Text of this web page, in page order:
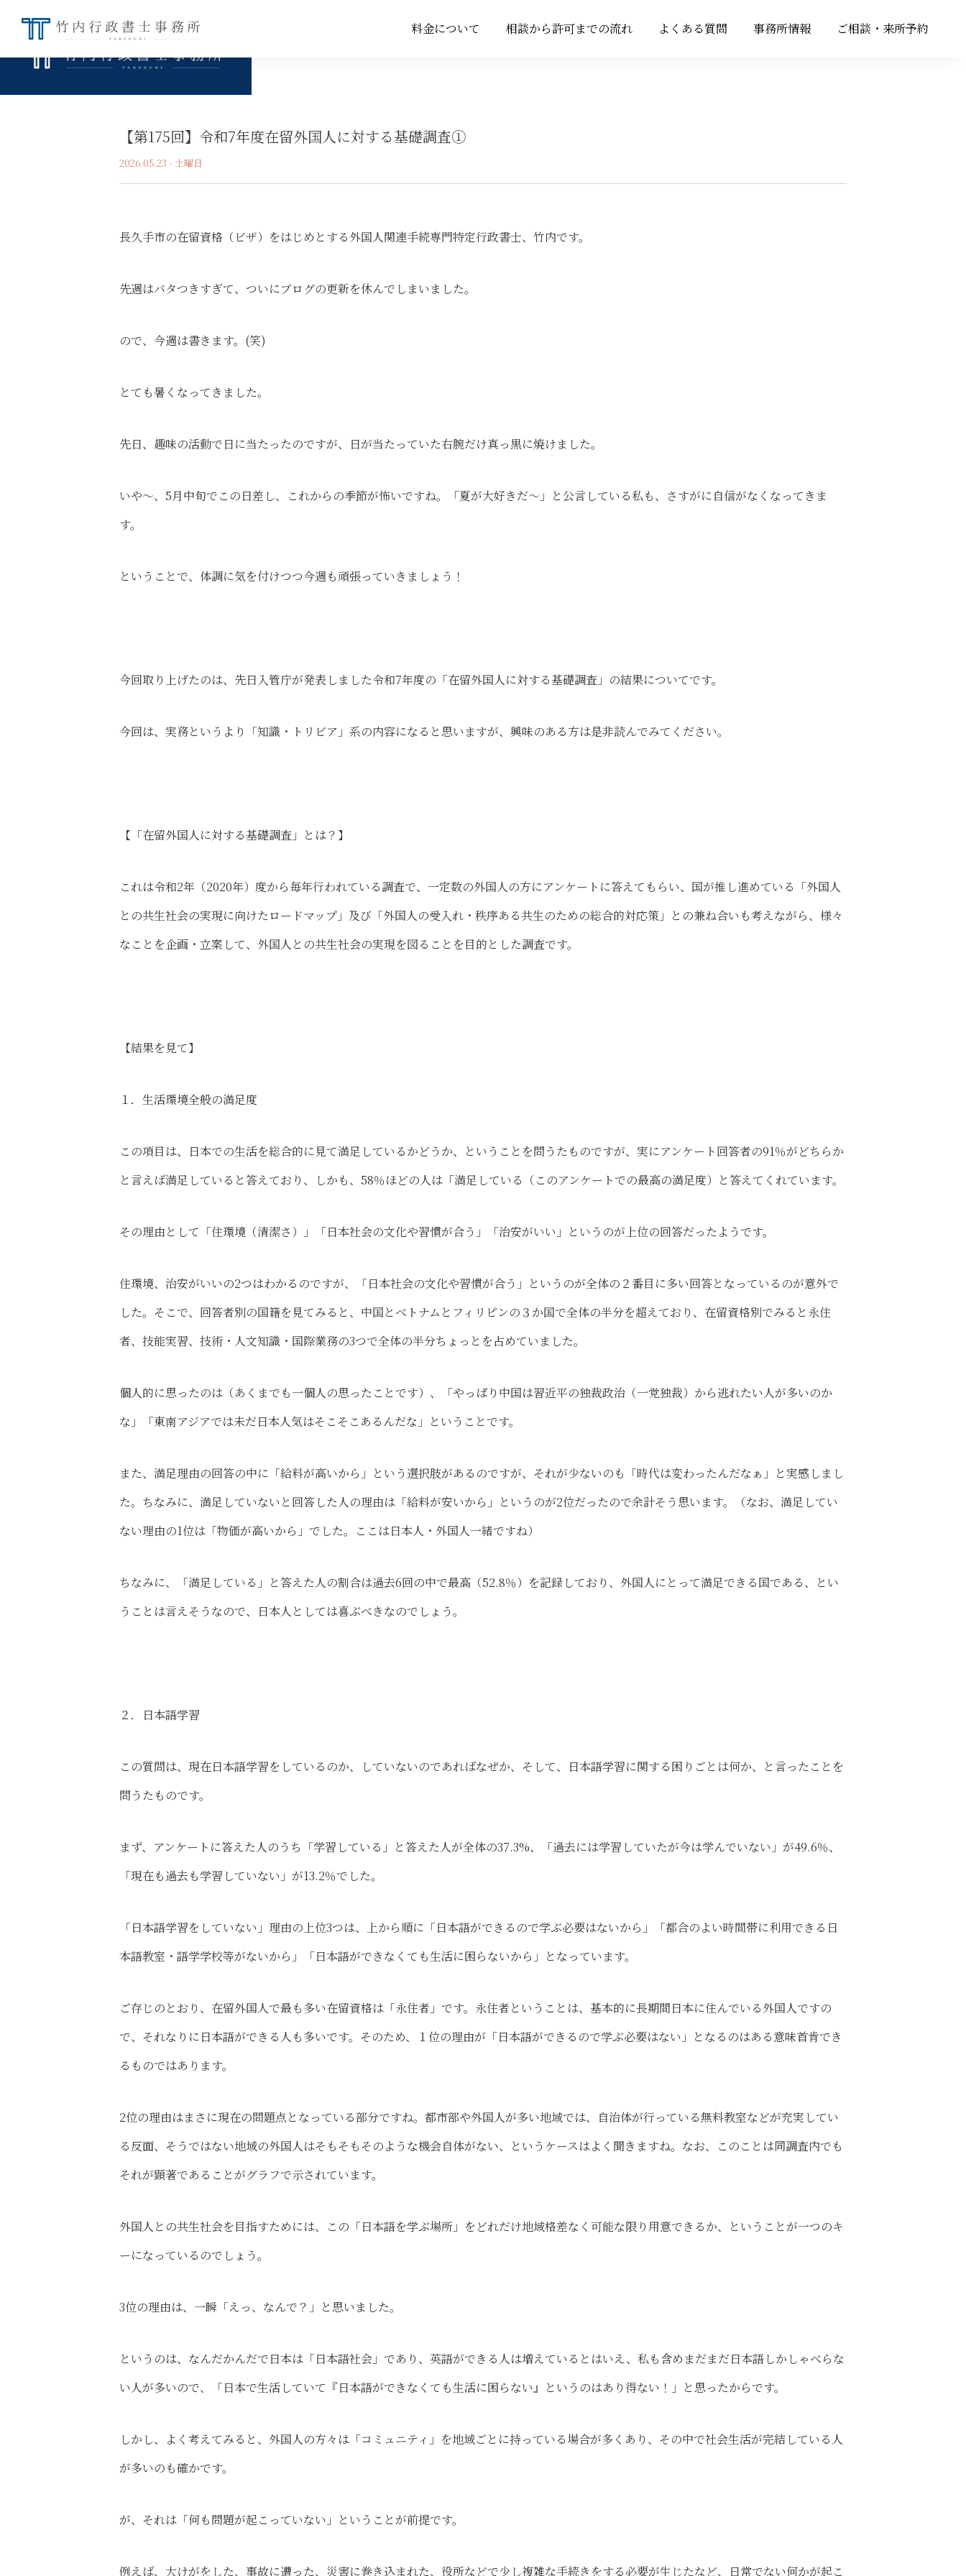
料金について 相談から許可までの流れ よくある質問 事務所情報 ご相談・来所予約
料金について 相談から許可までの流れ よくある質問 事務所情報 ご相談・来所予約
【第175回】令和7年度在留外国人に対する基礎調査①
2026.05.23 - 土曜日
長久手市の在留資格（ビザ）をはじめとする外国人関連手続専門特定行政書士、竹内です。
先週はバタつきすぎて、ついにブログの更新を休んでしまいました。
ので、今週は書きます。(笑)
とても暑くなってきました。
先日、趣味の活動で日に当たったのですが、日が当たっていた右腕だけ真っ黒に焼けました。
いや～、5月中旬でこの日差し、これからの季節が怖いですね。「夏が大好きだ～」と公言している私も、さすがに自信がなくなってきま
す。
ということで、体調に気を付けつつ今週も頑張っていきましょう！
今回取り上げたのは、先日入管庁が発表しました令和7年度の「在留外国人に対する基礎調査」の結果についてです。
今回は、実務というより「知識・トリビア」系の内容になると思いますが、興味のある方は是非読んでみてください。
【「在留外国人に対する基礎調査」とは？】
これは令和2年（2020年）度から毎年行われている調査で、一定数の外国人の方にアンケートに答えてもらい、国が推し進めている「外国人
との共生社会の実現に向けたロードマップ」及び「外国人の受入れ・秩序ある共生のための総合的対応策」との兼ね合いも考えながら、様々
なことを企画・立案して、外国人との共生社会の実現を図ることを目的とした調査です。
【結果を見て】
１．生活環境全般の満足度​
この項目は、日本での生活を総合的に見て満足しているかどうか、ということを問うたものですが、実にアンケート回答者の91％がどちらか
と言えば満足していると答えており、しかも、58％ほどの人は「満足している（このアンケートでの最高の満足度）と答えてくれています。
その理由として「住環境（清潔さ）」「日本社会の文化や習慣が合う」「治安がいい」というのが上位の回答だったようです。
住環境、治安がいいの2つはわかるのですが、「日本社会の文化や習慣が合う」というのが全体の２番目に多い回答となっているのが意外で
した。そこで、回答者別の国籍を見てみると、中国とベトナムとフィリピンの３か国で全体の半分を超えており、在留資格別でみると永住
者、技能実習、技術・人文知識・国際業務の3つで全体の半分ちょっとを占めていました。
個人的に思ったのは（あくまでも一個人の思ったことです）、「やっぱり中国は習近平の独裁政治（一党独裁）から逃れたい人が多いのか
な」「東南アジアでは未だ日本人気はそこそこあるんだな」ということです。
また、満足理由の回答の中に「給料が高いから」という選択肢があるのですが、それが少ないのも「時代は変わったんだなぁ」と実感しまし
た。ちなみに、満足していないと回答した人の理由は「給料が安いから」というのが2位だったので余計そう思います。（なお、満足してい
ない理由の1位は「物価が高いから」でした。ここは日本人・外国人一緒ですね）
ちなみに、「満足している」と答えた人の割合は過去6回の中で最高（52.8％）を記録しており、外国人にとって満足できる国である、とい
うことは言えそうなので、日本人としては喜ぶべきなのでしょう。
２．​日本語学習​
この質問は、現在日本語学習をしているのか、していないのであればなぜか、そして、日本語学習に関する困りごとは何か、と言ったことを
問うたものです。
まず、アンケートに答えた人のうち「学習している」と答えた人が全体の37.3%、「過去には学習していたが今は学んでいない」が49.6％、
「現在も過去も学習していない」が13.2％でした。
「日本語学習をしていない」理由の上位3つは、上から順に「日本語ができるので学ぶ必要はないから​」「都合のよい時間帯に利用できる日
本語教室・語学学校等がないから​」「日本語ができなくても生活に困らないから​」となっています。
ご存じのとおり、在留外国人で最も多い在留資格は「永住者」です。永住者ということは、基本的に長期間日本に住んでいる外国人ですの
で、それなりに日本語ができる人も多いです。そのため、１位の理由が「日本語ができるので学ぶ必要はない」となるのはある意味首肯でき
るものではあります。
2位の理由はまさに現在の問題点となっている部分ですね。都市部や外国人が多い地域では、自治体が行っている無料教室などが充実してい
る反面、そうではない地域の外国人はそもそもそのような機会自体がない、というケースはよく聞きますね。なお、このことは同調査内でも
それが顕著であることがグラフで示されています。
外国人との共生社会を目指すためには、この「日本語を学ぶ場所」をどれだけ地域格差なく可能な限り用意できるか、ということが一つのキ
ーになっているのでしょう。
3位の理由は、一瞬「えっ、なんで？」と思いました。
というのは、なんだかんだで日本は「日本語社会」であり、英語ができる人は増えているとはいえ、私も含めまだまだ日本語しかしゃべらな
い人が多いので、「日本で生活していて『日本語ができなくても生活に困らない』というのはあり得ない！」と思ったからです。
しかし、よく考えてみると、外国人の方々は「コミュニティ」を地域ごとに持っている場合が多くあり、その中で社会生活が完結している人
が多いのも確かです。
が、それは「何も問題が起こっていない」ということが前提です。
例えば、大けがをした、事故に遭った、災害に巻き込まれた、役所などで少し複雑な手続きをする必要が生じたなど、日常でない何かが起こ